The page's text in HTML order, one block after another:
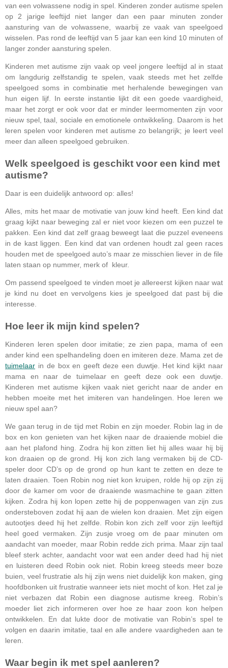
van een volwassene nodig in spel. Kinderen zonder autisme spelen
op 2 jarige leeftijd niet langer dan een paar minuten zonder
aansturing van de volwassene, waarbij ze vaak van speelgoed
wisselen. Pas rond de leeftijd van 5 jaar kan een kind 10 minuten of
langer zonder aansturing spelen.
Kinderen met autisme zijn vaak op veel jongere leeftijd al in staat
om langdurig zelfstandig te spelen, vaak steeds met het zelfde
speelgoed soms in combinatie met herhalende bewegingen van
hun eigen lijf. In eerste instantie lijkt dit een goede vaardigheid,
maar het zorgt er ook voor dat er minder leermomenten zijn voor
nieuw spel, taal, sociale en emotionele ontwikkeling. Daarom is het
leren spelen voor kinderen met autisme zo belangrijk; je leert veel
meer dan alleen speelgoed gebruiken.
Welk speelgoed is geschikt voor een kind met
autisme?
Daar is een duidelijk antwoord op: alles!
Alles, mits het maar de motivatie van jouw kind heeft. Een kind dat
graag kijkt naar beweging zal er niet voor kiezen om een puzzel te
pakken. Een kind dat zelf graag beweegt laat die puzzel eveneens
in de kast liggen. Een kind dat van ordenen houdt zal geen races
houden met de speelgoed auto’s maar ze misschien liever in de file
laten staan op nummer, merk of kleur.
Om passend speelgoed te vinden moet je allereerst kijken naar wat
je kind nu doet en vervolgens kies je speelgoed dat past bij die
interesse.
Hoe leer ik mijn kind spelen?
Kinderen leren spelen door imitatie; ze zien papa, mama of een
ander kind een spelhandeling doen en imiteren deze. Mama zet de
tuimelaar in de box en geeft deze een duwtje. Het kind kijkt naar
mama en naar de tuimelaar en geeft deze ook een duwtje.
Kinderen met autisme kijken vaak niet gericht naar de ander en
hebben moeite met het imiteren van handelingen. Hoe leren we
nieuw spel aan?
We gaan terug in de tijd met Robin en zijn moeder. Robin lag in de
box en kon genieten van het kijken naar de draaiende mobiel die
aan het plafond hing. Zodra hij kon zitten liet hij alles waar hij bij
kon draaien op de grond. Hij kon zich lang vermaken bij de CD-
speler door CD’s op de grond op hun kant te zetten en deze te
laten draaien. Toen Robin nog niet kon kruipen, rolde hij op zijn zij
door de kamer om voor de draaiende wasmachine te gaan zitten
kijken. Zodra hij kon lopen zette hij de poppenwagen van zijn zus
ondersteboven zodat hij aan de wielen kon draaien. Met zijn eigen
autootjes deed hij het zelfde. Robin kon zich zelf voor zijn leeftijd
heel goed vermaken. Zijn zusje vroeg om de paar minuten om
aandacht van moeder, maar Robin redde zich prima. Maar zijn taal
bleef sterk achter, aandacht voor wat een ander deed had hij niet
en luisteren deed Robin ook niet. Robin kreeg steeds meer boze
buien, veel frustratie als hij zijn wens niet duidelijk kon maken, ging
hoofdbonken uit frustratie wanneer iets niet mocht of kon. Het zal je
niet verbazen dat Robin een diagnose autisme kreeg. Robin’s
moeder liet zich informeren over hoe ze haar zoon kon helpen
ontwikkelen. En dat lukte door de motivatie van Robin’s spel te
volgen en daarin imitatie, taal en alle andere vaardigheden aan te
leren.
Waar begin ik met spel aanleren?